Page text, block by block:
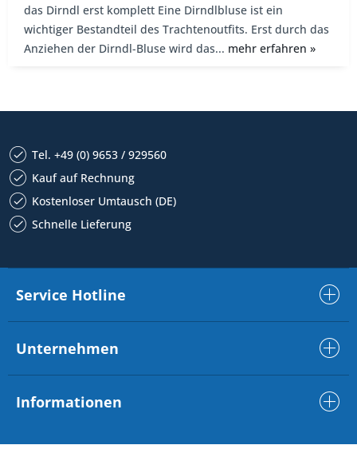
das Dirndl erst komplett Eine Dirndlbluse ist ein
wichtiger Bestandteil des Trachtenoutfits. Erst durch das
Anziehen der Dirndl-Bluse wird das... mehr erfahren »
Tel. +49 (0) 9653 / 929560
Kauf auf Rechnung
Kostenloser Umtausch (DE)
Schnelle Lieferung
Service Hotline
Unternehmen
Informationen